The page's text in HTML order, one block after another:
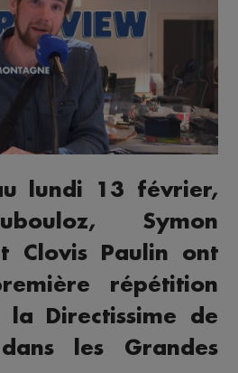
lundi 13 février,
Symon
Clovis Paulin ont
répétition
la Directissime de
les Grandes